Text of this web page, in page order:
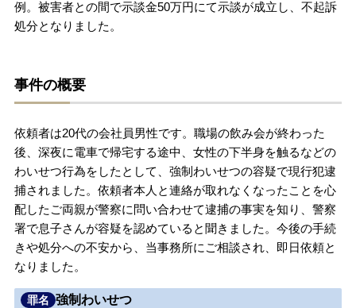
解決実績
ご依頼者からのお手紙
無料相談の口コミ評判
刑事事件について
刑事事件データベース
例。被害者との間で示談金50万円にて示談が成立し、不起訴
処分となりました。
事件の概要
依頼者は20代の会社員男性です。職場の飲み会が終わった
後、深夜に電車で帰宅する途中、女性の下半身を触るなどの
わいせつ行為をしたとして、強制わいせつの容疑で現行犯逮
捕されました。依頼者本人と連絡が取れなくなったことを心
配したご両親が警察に問い合わせて逮捕の事実を知り、警察
署で息子さんが容疑を認めていると聞きました。今後の手続
きや処分への不安から、当事務所にご相談され、即日依頼と
なりました。
罪名 強制わいせつ